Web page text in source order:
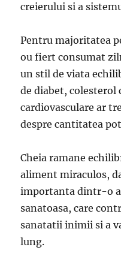
creierului si a
Pentru majoritatea
ou fiert consumat
un stil de viata
de diabet, colesterol
cardiovasculare ar
despre cantitatea
Cheia ramane
aliment miraculos,
importanta dintr-o
sanatoasa, care
sanatatii inimii si a
lung.